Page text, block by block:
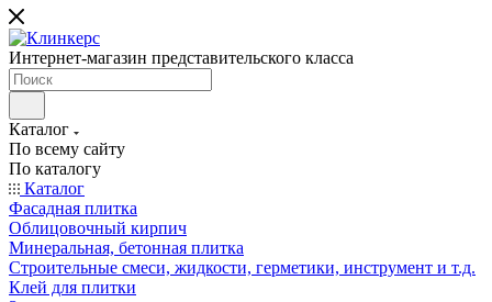
Интернет-магазин представительского класса
Каталог
По всему сайту
По каталогу
Каталог
Фасадная плитка
Облицовочный кирпич
Минеральная, бетонная плитка
Строительные смеси, жидкости, герметики, инструмент и т.д.
Клей для плитки